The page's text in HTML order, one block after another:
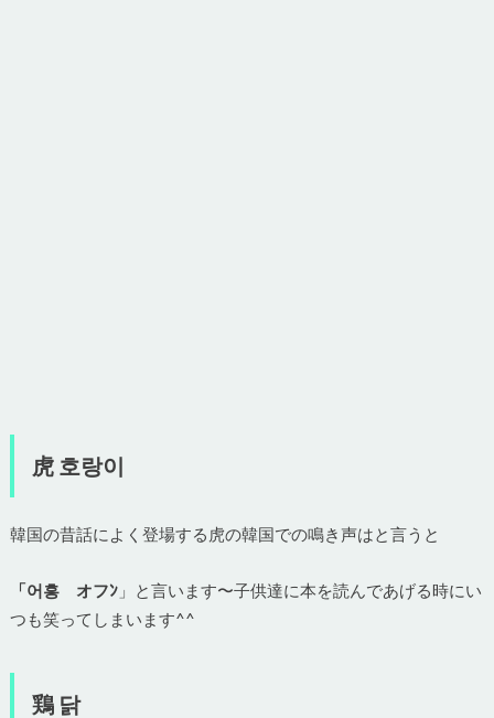
虎 호랑이
韓国の昔話によく登場する虎の韓国での鳴き声はと言うと
「어흥 オフﾝ」と言います〜子供達に本を読んであげる時にい
つも笑ってしまいます^^
鶏 닭